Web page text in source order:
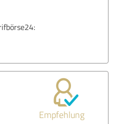
Empfehlung